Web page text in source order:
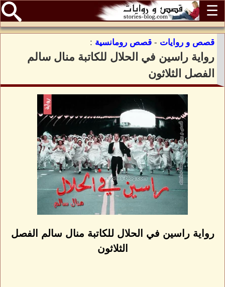
☰
قصص و روايات - قصص رومانسية :
رواية راسين في الحلال للكاتبة منال سالم
الفصل الثلاثون
رواية راسين في الحلال للكاتبة منال سالم الفصل
الثلاثون